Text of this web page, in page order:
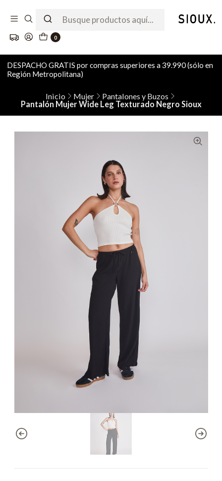
0
DESPACHO GRATIS por compras superiores a 39.990 (sólo en
Región Metropolitana)
Inicio Mujer
Pantalones y Buzos
Pantalón Mujer Wide Leg Texturado Negro Sioux